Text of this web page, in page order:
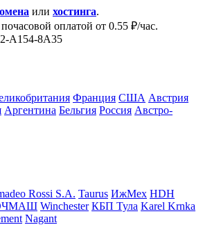
или хостинга.
почасовой оплатой от 0.55 ₽/час.
A154-8A35
Франция США Австрия
Аргентина Бельгия Росcия Австро-
Rossi S.A. Taurus ИжМех HDH
Winchester КБП Тула Karel Krnka
Nagant